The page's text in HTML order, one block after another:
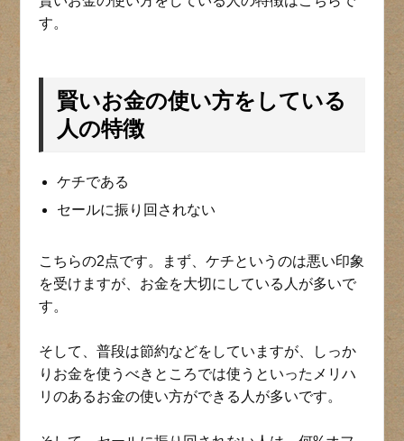
す。
賢いお金の使い方をしている
人の特徴
ケチである
セールに振り回されない
こちらの2点です。まず、ケチというのは悪い印象
を受けますが、お金を大切にしている人が多いで
す。
そして、普段は節約などをしていますが、しっか
りお金を使うべきところでは使うといったメリハ
リのあるお金の使い方ができる人が多いです。